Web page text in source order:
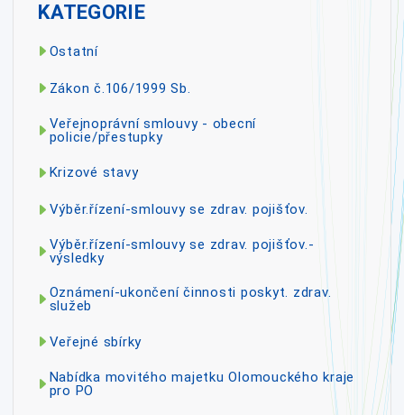
KATEGORIE
Ostatní
Zákon č.106/1999 Sb.
Veřejnoprávní smlouvy - obecní
policie/přestupky
Krizové stavy
Výběr.řízení-smlouvy se zdrav. pojišťov.
Výběr.řízení-smlouvy se zdrav. pojišťov.-
výsledky
Oznámení-ukončení činnosti poskyt. zdrav.
služeb
Veřejné sbírky
Nabídka movitého majetku Olomouckého kraje
pro PO